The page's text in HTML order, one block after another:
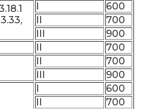
I
600
II
700
III
900
II
700
II
700
III
900
I
600
II
700